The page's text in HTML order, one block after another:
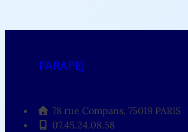
FARAPEJ
78 rue Compans, 75019 PARIS
07.45.24.08.58